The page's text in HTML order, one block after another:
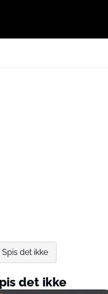
det ikke
det ikke